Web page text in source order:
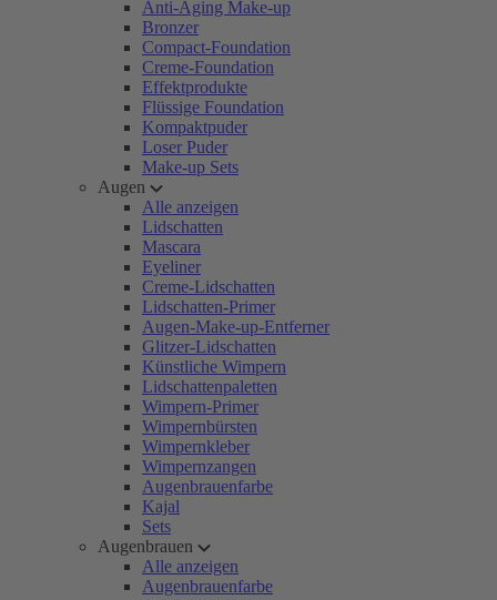
Anti-Aging Make-up
Bronzer
Compact-Foundation
Creme-Foundation
Effektprodukte
Flüssige Foundation
Kompaktpuder
Loser Puder
Make-up Sets
Augen
Alle anzeigen
Lidschatten
Mascara
Eyeliner
Creme-Lidschatten
Lidschatten-Primer
Augen-Make-up-Entferner
Glitzer-Lidschatten
Künstliche Wimpern
Lidschattenpaletten
Wimpern-Primer
Wimpernbürsten
Wimpernkleber
Wimpernzangen
Augenbrauenfarbe
Kajal
Sets
Augenbrauen
Alle anzeigen
Augenbrauenfarbe